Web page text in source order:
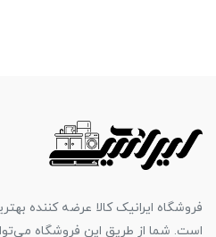
فروشگاه ایرانیک کالا عرضه کننده
است. شما از طریق این فروشگاه